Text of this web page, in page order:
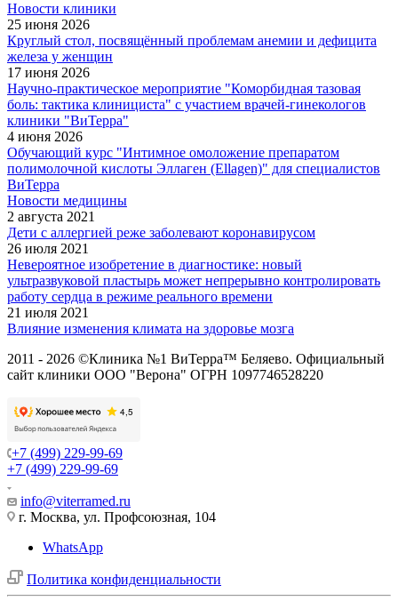
Новости клиники
25 июня 2026
Круглый стол, посвящённый проблемам анемии и дефицита
железа у женщин
17 июня 2026
Научно-практическое мероприятие "Коморбидная тазовая
боль: тактика клинициста" с участием врачей-гинекологов
клиники "ВиТерра"
4 июня 2026
Обучающий курс "Интимное омоложение препаратом
полимолочной кислоты Эллаген (Ellagen)" для специалистов
ВиТерра
Новости медицины
2 августа 2021
Дети с аллергией реже заболевают коронавирусом
26 июля 2021
Невероятное изобретение в диагностике: новый
ультразвуковой пластырь может непрерывно контролировать
работу сердца в режиме реального времени
21 июля 2021
Влияние изменения климата на здоровье мозга
2011 - 2026 ©Клиника №1 ВиТерра™ Беляево. Официальный
сайт клиники ООО "Верона" ОГРН 1097746528220
+7 (499) 229-99-69
+7 (499) 229-99-69
info@viterramed.ru
г. Москва, ул. Профсоюзная, 104
WhatsApp
Политика конфиденциальности